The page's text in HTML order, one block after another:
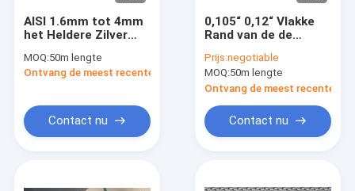
AISI 1.6mm tot 4mm
het Heldere Zilver
DraadTransportband
MOQ:50m lengte
Ontvang de meest recente Prijs
Contact nu
0,105“ 0,12“ Vlakke
Rand van de de
DraadTransportband
Op zwaar werk
berekende
Vastgeklonken
Prijs:negotiable
MOQ:50m lengte
Ontvang de meest recente
Contact nu